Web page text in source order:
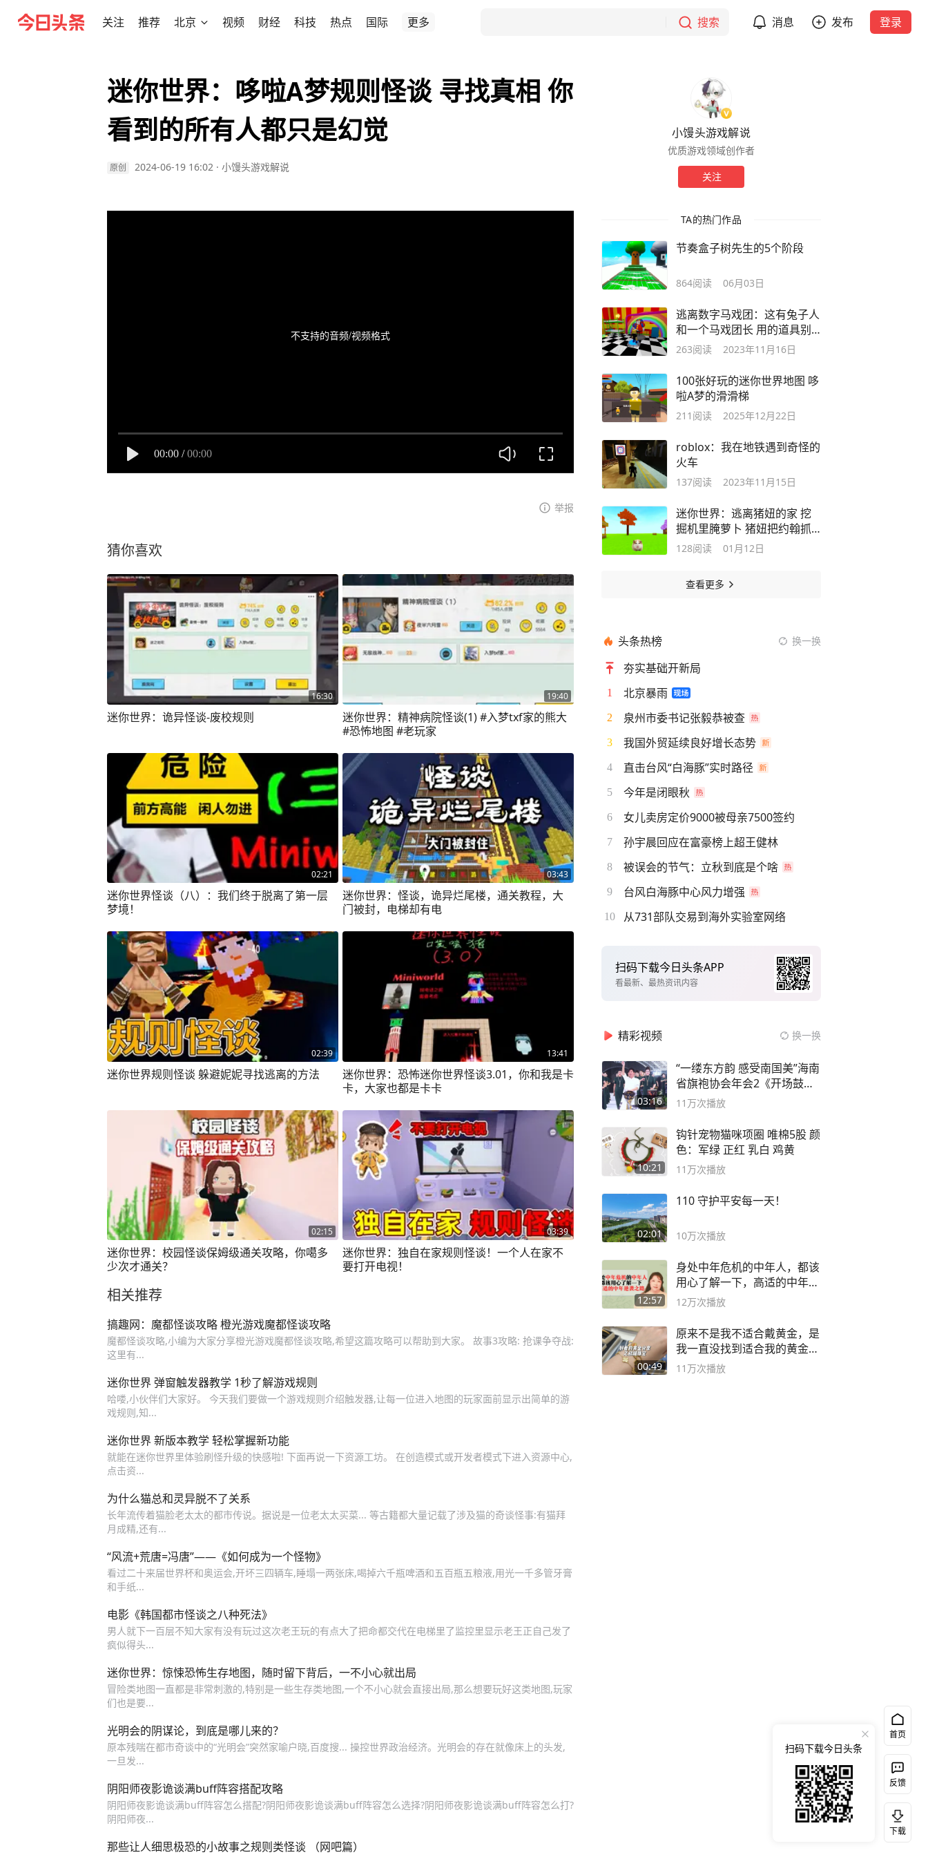
关注 推荐 北京 视频 财经 科技 热点 国际 更多 搜索 消息 发布 登录
迷你世界：哆啦A梦规则怪谈 寻找真相 你
看到的所有人都只是幻觉
原创 2024-06-19 16:02 · 小馒头游戏解说
不支持的音频/视频格式
00:00 / 00:00
举报
猜你喜欢
16:30
迷你世界：诡异怪谈-废校规则
19:40
迷你世界：精神病院怪谈(1) #入梦txf家的熊大
#恐怖地图 #老玩家
02:21
迷你世界怪谈（八）：我们终于脱离了第一层
梦境！
03:43
迷你世界：怪谈，诡异烂尾楼，通关教程，大
门被封，电梯却有电
02:39
迷你世界规则怪谈 躲避妮妮寻找逃离的方法
13:41
迷你世界：恐怖迷你世界怪谈3.01，你和我是卡
卡，大家也都是卡卡
02:15
迷你世界：校园怪谈保姆级通关攻略，你噶多
少次才通关？
03:39
迷你世界：独自在家规则怪谈！一个人在家不
要打开电视！
相关推荐
搞趣网：魔都怪谈攻略 橙光游戏魔都怪谈攻略
魔都怪谈攻略,小编为大家分享橙光游戏魔都怪谈攻略,希望这篇攻略可以帮助到大家。 故事3攻略: 抢课争夺战:
这里有...
迷你世界 弹窗触发器教学 1秒了解游戏规则
哈喽,小伙伴们大家好。 今天我们要做一个游戏规则介绍触发器,让每一位进入地图的玩家面前显示出简单的游
戏规则,知...
迷你世界 新版本教学 轻松掌握新功能
就能在迷你世界里体验刷怪升级的快感啦! 下面再说一下资源工坊。 在创造模式或开发者模式下进入资源中心,
点击资...
为什么猫总和灵异脱不了关系
长年流传着猫脸老太太的都市传说。据说是一位老太太买菜... 等古籍都大量记载了涉及猫的奇谈怪事:有猫拜
月成精,还有...
“风流+荒唐=冯唐”——《如何成为一个怪物》
看过二十来届世界杯和奥运会,开坏三四辆车,睡塌一两张床,喝掉六千瓶啤酒和五百瓶五粮液,用光一千多管牙膏
和手纸...
电影《韩国都市怪谈之八种死法》
男人就下一百层不知大家有没有玩过这次老王玩的有点大了把命都交代在电梯里了监控里显示老王正自己发了
疯似得头...
迷你世界：惊悚恐怖生存地图，随时留下背后，一不小心就出局
冒险类地图一直都是非常刺激的,特别是一些生存类地图,一个不小心就会直接出局,那么想要玩好这类地图,玩家
们也是要...
光明会的阴谋论，到底是哪儿来的？
原本残喘在都市奇谈中的“光明会”突然家喻户晓,百度搜... 操控世界政治经济。光明会的存在就像床上的头发,
一旦发...
阴阳师夜影诡谈满buff阵容搭配攻略
阴阳师夜影诡谈满buff阵容怎么搭配?阴阳师夜影诡谈满buff阵容怎么选择?阴阳师夜影诡谈满buff阵容怎么打?
阴阳师夜...
那些让人细思极恐的小故事之规则类怪谈 （网吧篇）
小馒头游戏解说
优质游戏领域创作者
关注
TA的热门作品
节奏盒子树先生的5个阶段
864阅读 06月03日
逃离数字马戏团：这有兔子人
和一个马戏团长 用的道具别
人看不到
263阅读 2023年11月16日
100张好玩的迷你世界地图 哆
啦A梦的滑滑梯
211 阅读 2025年12月22日
roblox：我在地铁遇到奇怪的
火车
137阅读 2023年11月15日
迷你世界：逃离猪妞的家 挖
掘机里腌萝卜 猪妞把约翰抓
走了
128阅读 01月12日
查看更多
头条热榜 换一换
夯实基础开新局
1 北京暴雨
2 泉州市委书记张毅恭被查
3 我国外贸延续良好增长态势
4 直击台风“白海豚”实时路径
5 今年是闭眼秋
6 女儿卖房定价9000被母亲7500签约
7 孙宇晨回应在富豪榜上超王健林
8 被误会的节气：立秋到底是个啥
9 台风白海豚中心风力增强
10 从731部队交易到海外实验室网络
扫码下载今日头条APP
看最新、最热资讯内容
精彩视频 换一换
03:16
“一缕东方韵 感受南国美”海南
省旗袍协会年会2《开场鼓》
二团
11万次播放
10:21
钩针宠物猫咪项圈 唯棉5股 颜
色：军绿 正红 乳白 鸡黄
11万次播放
02:01
110 守护平安每一天！
10万次播放
12:57
身处中年危机的中年人，都该
用心了解一下，高适的中年逆
袭之路
12万次播放
00:49
原来不是我不适合戴黄金，是
我一直没找到适合我的黄金
😭
11万次播放
首页
反馈
下载
扫码下载今日头条